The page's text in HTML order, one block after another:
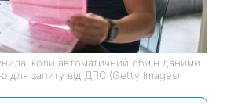
коли автоматичний обмін даними
для запиту від ДПС (Getty Images)